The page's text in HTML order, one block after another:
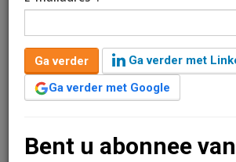
Den Haag
Redactie
17 maart 2026 om 16:34
5 maanden geleden aangepast
1
De ambassade van Egypte heeft het
Verder lezen?
Ga verder
Ga verder met
Ga verder met Google
Bent u abonnee van